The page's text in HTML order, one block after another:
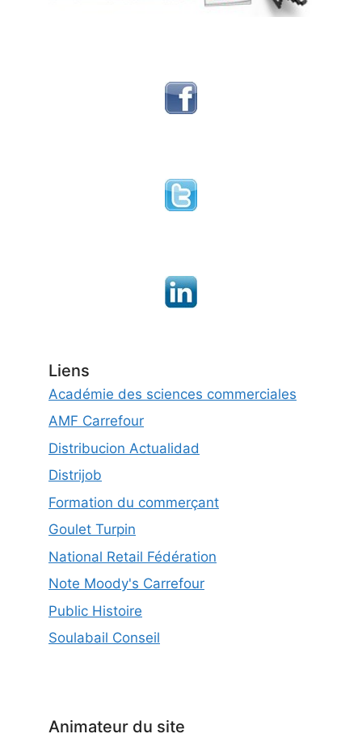
Liens
Académie des sciences commerciales
AMF Carrefour
Distribucion Actualidad
Distrijob
Formation du commerçant
Goulet Turpin
National Retail Fédération
Note Moody's Carrefour
Public Histoire
Soulabail Conseil
Animateur du site